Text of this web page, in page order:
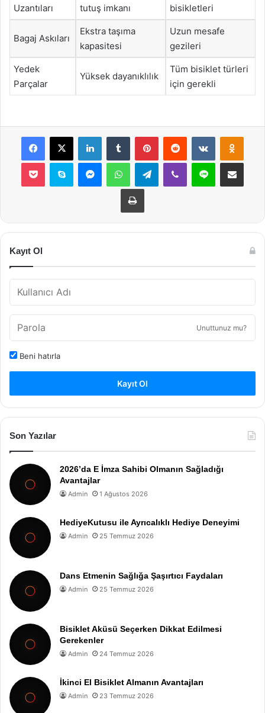
Uzantıları
tutuş imkanı
bisikletleri
Bagaj Askıları
Ekstra taşıma
kapasitesi
Uzun mesafe
gezileri
Yedek
Parçalar
Yüksek dayanıklılık
Tüm bisiklet türleri
için gerekli
Facebook
X LinkedInTumblr PinterestReddit VKontakte
Pocket Skype MessengerWhatsAppTelegramViber Line E-Posta ile
Yazdır
Kayıt Ol
Unuttunuz mu?
Beni hatırla
Kayıt Ol
Son Yazılar
2026’da E İmza Sahibi Olmanın Sağladığı
Avantajlar
Admin 1 Ağustos 2026
HediyeKutusu ile Ayrıcalıklı Hediye Deneyimi
Admin 25 Temmuz 2026
Dans Etmenin Sağlığa Şaşırtıcı Faydaları
Admin 25 Temmuz 2026
Bisiklet Aküsü Seçerken Dikkat Edilmesi
Gerekenler
Admin 24 Temmuz 2026
İkinci El Bisiklet Almanın Avantajları
Admin 23 Temmuz 2026